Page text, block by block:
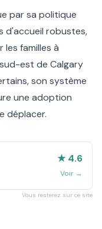
par sa politique
d'accueil robustes,
les familles à
est de Calgary
son système
une adoption
déplacer.
★ 4.6
Voir →
Vous resterez sur ce site